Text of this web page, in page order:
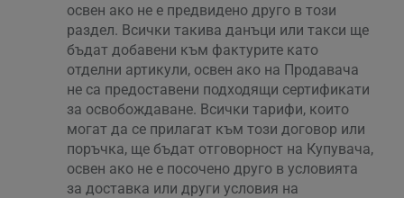
освен ако не е предвидено друго в този
раздел. Всички такива данъци или такси ще
бъдат добавени към фактурите като
отделни артикули, освен ако на Продавача
не са предоставени подходящи сертификати
за освобождаване. Всички тарифи, които
могат да се прилагат към този договор или
поръчка, ще бъдат отговорност на Купувача,
освен ако не е посочено друго в условията
за доставка или други условия на